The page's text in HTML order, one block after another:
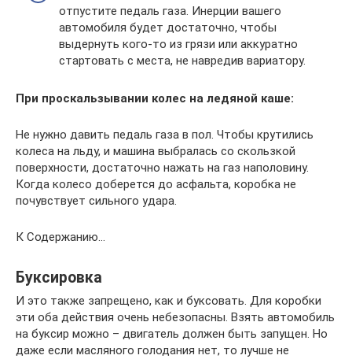
отпустите педаль газа. Инерции вашего
автомобиля будет достаточно, чтобы
выдернуть кого-то из грязи или аккуратно
стартовать с места, не навредив вариатору.
При проскальзывании колес на ледяной каше:
Не нужно давить педаль газа в пол. Чтобы крутились
колеса на льду, и машина выбралась со скользкой
поверхности, достаточно нажать на газ наполовину.
Когда колесо доберется до асфальта, коробка не
почувствует сильного удара.
К Содержанию…
Буксировка
И это также запрещено, как и буксовать. Для коробки
эти оба действия очень небезопасны. Взять автомобиль
на буксир можно – двигатель должен быть запущен. Но
даже если масляного голодания нет, то лучше не